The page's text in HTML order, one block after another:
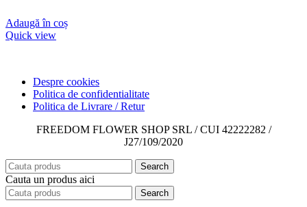
Adaugă în coș
Quick view
Despre cookies
Politica de confidentialitate
Politica de Livrare / Retur
FREEDOM FLOWER SHOP SRL / CUI 42222282 /
J27/109/2020
Search
Cauta un produs aici
Search